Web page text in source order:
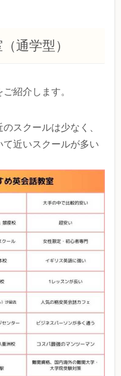
通学型）
ご紹介します。
スクールは少なく、
近いスクールが多い